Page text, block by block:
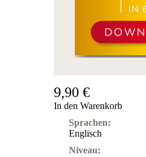
9,90 €
In den Warenkorb
Sprachen:
Englisch
Niveau: